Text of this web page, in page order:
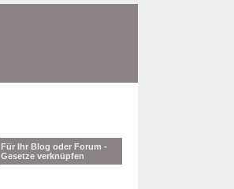
Für Ihr Blog oder Forum -
Gesetze verknüpfen